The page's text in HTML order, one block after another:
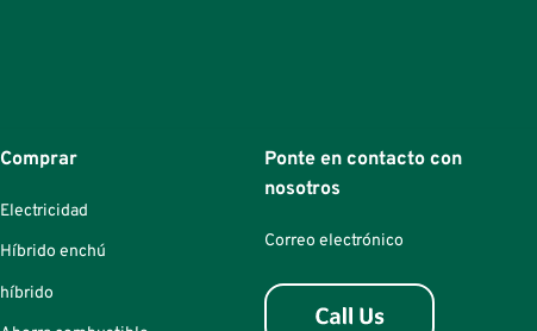
Comprar
Electricidad
Híbrido enchú
híbrido
Ponte en contacto con
nosotros
Correo electrónico